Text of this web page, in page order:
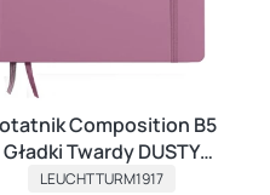
Composition B5
Gładki Twardy DUSTY
ROSE
PRODUCENT
LEUCHTTURM1917